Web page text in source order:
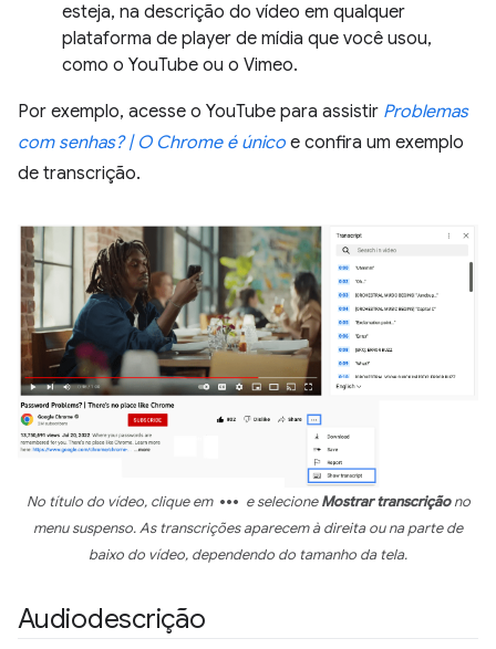
esteja, na descrição do vídeo em qualquer
plataforma de player de mídia que você usou,
como o YouTube ou o Vimeo.
Por exemplo, acesse o YouTube para assistir Problemas
com senhas? | O Chrome é único e confira um exemplo
de transcrição.
No título do vídeo, clique em more_horiz e selecioneMostrar transcriçãono
menu suspenso. As transcrições aparecem à direita ou na parte de
baixo do vídeo, dependendo do tamanho da tela.
Audiodescrição